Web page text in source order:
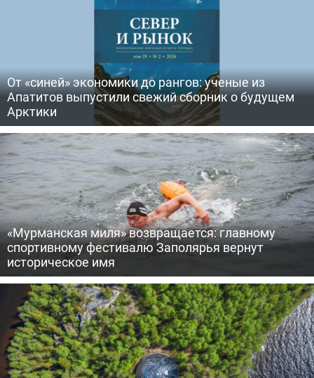
От «синей» экономики до рангов: ученые из
Апатитов выпустили свежий сборник о будущем
Арктики
«Мурманская миля» возвращается: главному
спортивному фестивалю Заполярья вернут
историческое имя